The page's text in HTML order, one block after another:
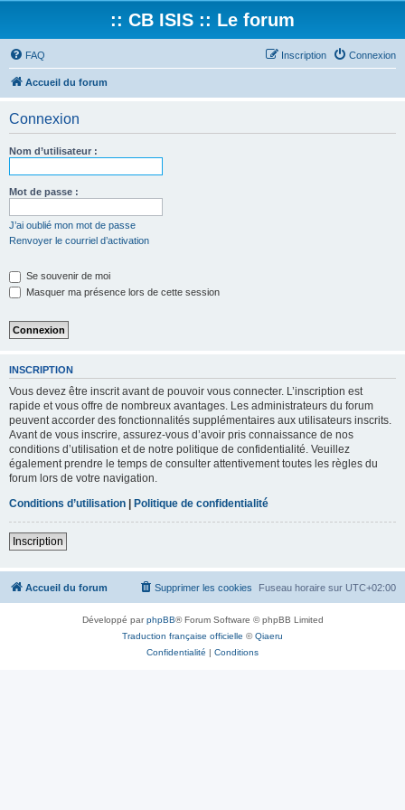
:: CB ISIS :: Le forum
FAQ Connexion
Inscription
Accueil du forum
Connexion
Nom d’utilisateur :
Mot de passe :
J’ai oublié mon mot de passe
Renvoyer le courriel d’activation
Se souvenir de moi
Masquer ma présence lors de cette session
INSCRIPTION
Vous devez être inscrit avant de pouvoir vous connecter. L’inscription est
rapide et vous offre de nombreux avantages. Les administrateurs du forum
peuvent accorder des fonctionnalités supplémentaires aux utilisateurs inscrits.
Avant de vous inscrire, assurez-vous d’avoir pris connaissance de nos
conditions d’utilisation et de notre politique de confidentialité. Veuillez
également prendre le temps de consulter attentivement toutes les règles du
forum lors de votre navigation.
Conditions d’utilisation | Politique de confidentialité
Inscription
Accueil du forum Fuseau horaire sur UTC+02:00
Supprimer les cookies
Développé parphpBB® Forum Software © phpBB Limited
Traduction française officielle ©Qiaeru
Confidentialité | Conditions